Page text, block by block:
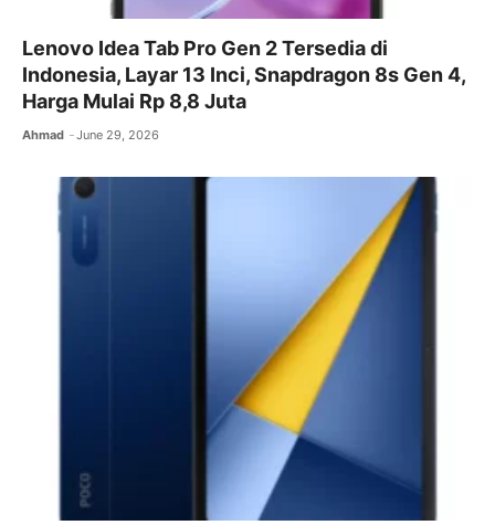
Lenovo Idea Tab Pro Gen 2 Tersedia di
Indonesia, Layar 13 Inci, Snapdragon 8s Gen 4,
Harga Mulai Rp 8,8 Juta
Ahmad June 29, 2026